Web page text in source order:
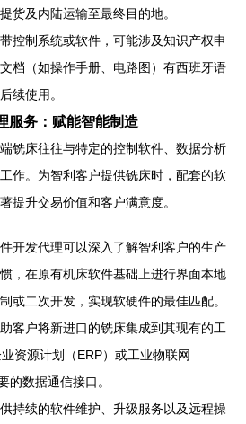
货及内陆运输至最终目的地。
带控制系统或软件，可能涉及知识产权申
档（如操作手册、电路图）有西班牙语
续使用。
服务：赋能智能制造
铣床往往与特定的控制软件、数据分析
作。为智利客户提供铣床时，配套的软
提升交易价值和客户满意度。
件开发代理可以深入了解智利客户的生产
，在原有机床软件基础上进行界面本地
或二次开发，实现软硬件的最佳匹配。
助客户将新进口的铣床集成到其现有的工
资源计划（ERP）或工业物联网
的数据通信接口。
供持续的软件维护、升级服务以及远程操